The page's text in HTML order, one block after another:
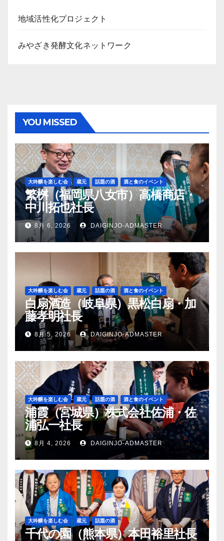
地域活性化プロジェクト
みやざき発酵文化ネットワーク
YOU MISSED
大吟醸を楽しむ会 蔵元 話題の酒 酒と食のイベント
繁桝（福岡県八女市）高橋商店・
中川拓也社長
8月 6, 2026 DAIGINJO-ADMASTER
大吟醸を楽しむ会 蔵元 話題の酒 酒と食のイベント
白扇酒造（岐阜県）黒松白扇・加
藤孝明社長
8月 5, 2026 DAIGINJO-ADMASTER
大吟醸を楽しむ会 蔵元 話題の酒 酒と食のイベント
浦霞（宮城県）株式会社佐浦・佐
浦弘一社長
8月 4, 2026 DAIGINJO-ADMASTER
大吟醸を楽しむ会 蔵元 話題の酒
千代の園（熊本県）本田裕里社長